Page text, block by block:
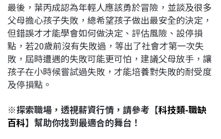
最後，葉丙成認為年輕人應該勇於冒險，並談及很多
父母擔心孩子失敗，總希望孩子做出最安全的決定，
但錯誤才才能學會如何做決定、評估風險、設停損
點，若20歲前沒有失敗過，等出了社會才第一次失
敗，屆時遭遇的失敗可能更可怕，建議父母放手，讓
孩子在小時候嘗試過失敗，才能培養對失敗的耐受度
及停損點。
※探索職場，透視薪資行情，請參考【科技類-職缺
百科】幫助你找到最適合的舞台！